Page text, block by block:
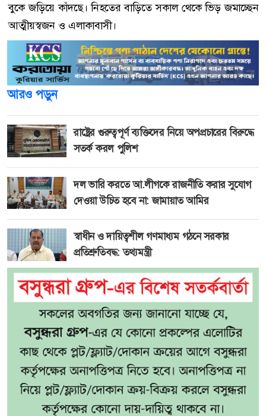
বুকে জড়িয়ে কাঁদছে। নিহতের বাড়িতে সকাল থেকে ভিড় জমাচ্ছেন
আত্মীয়স্বজন ও এলাকাবাসী।
আরও পড়ুন
রাষ্ট্রের গুরুত্বপূর্ণ ব্যক্তিদের নিয়ে অপপ্রচারের বিরুদ্ধে
সতর্ক করল পুলিশ
দল ভারি করতে আ.লীগকে রাজনীতি করার সুযোগ
দেওয়া উচিত হবে না: জামায়াত আমির
স্বাধীন ও দায়িত্বশীল গণমাধ্যম গঠনে সরকার
প্রতিশ্রুতিবদ্ধ: তথ্যমন্ত্রী